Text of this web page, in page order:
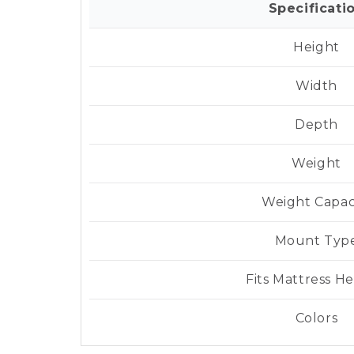
Height
Width
Depth
Weight
Weight
Mount
Fits Mattress
Colors